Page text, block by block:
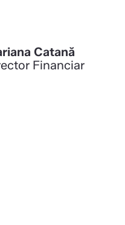
Catană
Financiar